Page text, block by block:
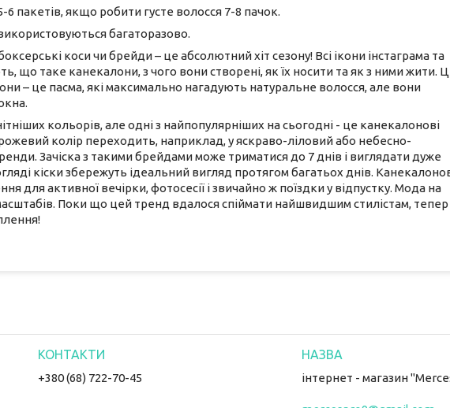
пакетів, якщо робити густе волосся 7-8 пачок.
багаторазово.
коси чи брейди – це абсолютний хіт сезону! Всі ікони інстаграма та
що таке канекалони, з чого вони створені, як їх носити та як з ними жити.
– це пасма, які максимально нагадують натуральне волосся, але вони
кольорів, але одні з найпопулярніших на сьогодні - це канекалонові
колір переходить, наприклад, у яскраво-ліловий або небесно-
Зачіска з такими брейдами може триматися до 7 днів і виглядати дуже
кіски збережуть ідеальний вигляд протягом багатьох днів.
для активної вечірки, фотосесії і звичайно ж поїздки у відпустку. Мода на
Поки що цей тренд вдалося спіймати найшвидшим стилістам, тепер
+380 (68) 722-70-45 інтернет - магазин